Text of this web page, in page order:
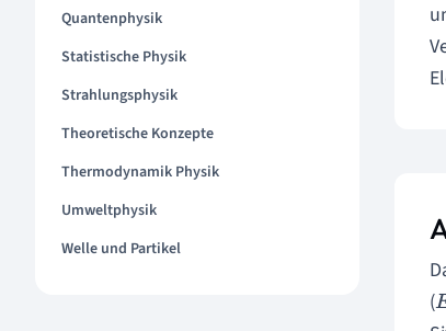
Quantenphysik
Statistische Physik
Strahlungsphysik
Theoretische Konzepte
Thermodynamik Physik
Umweltphysik
Welle und Partikel
(E